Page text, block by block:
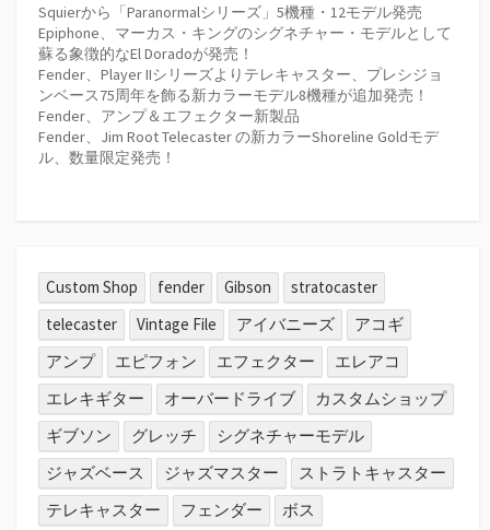
Squierから「Paranormalシリーズ」5機種・12モデル発売
Epiphone、マーカス・キングのシグネチャー・モデルとして
蘇る象徴的なEl Doradoが発売！
Fender、Player IIシリーズよりテレキャスター、プレシジョ
ンベース75周年を飾る新カラーモデル8機種が追加発売！
Fender、アンプ＆エフェクター新製品
Fender、Jim Root Telecaster の新カラーShoreline Goldモデ
ル、数量限定発売！
Custom Shop fender Gibson
stratocaster
telecaster
Vintage File アイバニーズ
アコギ
アンプ
エピフォン エフェクター
エレアコ
エレキギター
オーバードライブ
カスタムショップ
ギブソン
グレッチ
シグネチャーモデル
ジャズベース
ジャズマスター
ストラトキャスター
テレキャスター
フェンダー ボス